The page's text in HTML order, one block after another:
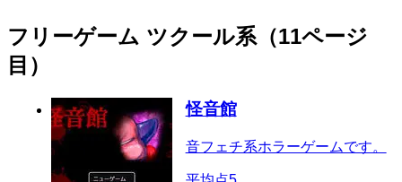
フリーゲーム ツクール系（11ページ
目）
怪音館
音フェチ系ホラーゲームです。